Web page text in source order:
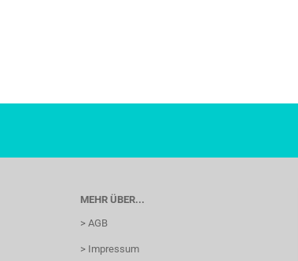
MEHR ÜBER...
> AGB
> Impressum